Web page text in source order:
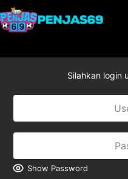
Silahkan login
Show Password